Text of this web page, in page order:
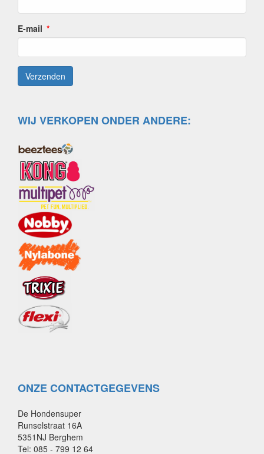
E-mail
WIJ VERKOPEN ONDER ANDERE:
ONZE CONTACTGEGEVENS
De Hondensuper
Runselstraat 16A
5351NJ Berghem
Tel: 085 - 799 12 64